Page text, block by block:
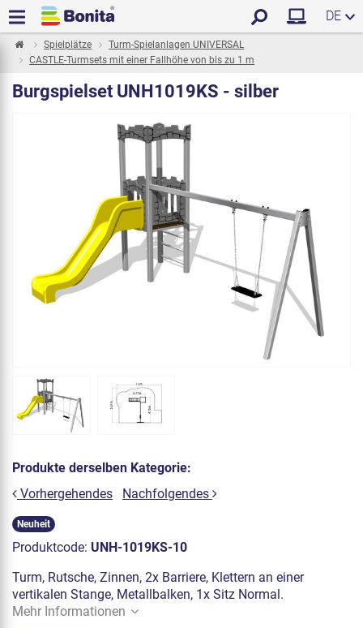
DE
Spielplätze
Turm-Spielanlagen UNIVERSAL
CASTLE-Turmsets mit einer Fallhöhe von bis zu 1 m
Burgspielset UNH1019KS - silber
Produkte derselben Kategorie:
Vorhergehendes
Nachfolgendes
Neuheit
Produktcode: UNH-1019KS-10
Turm, Rutsche, Zinnen, 2x Barriere, Klettern an einer
vertikalen Stange, Metallbalken, 1x Sitz Normal.
Mehr Informationen